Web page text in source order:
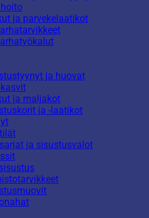
ja parvekelaatikot
ja huovat
ja maljakot
ja -laatikot
ja sisustusvalot